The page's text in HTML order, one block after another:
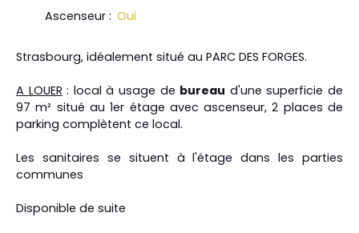
Ascenseur : Oui
Strasbourg, idéalement situé au PARC DES FORGES.
A LOUER : local à usage de bureau d'une superficie de
97 m² situé au 1er étage avec ascenseur, 2 places de
parking complètent ce local.
Les sanitaires se situent à l'étage dans les parties
communes
Disponible de suite